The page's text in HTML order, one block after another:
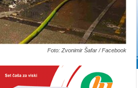
Foto: Zvonimir Šafar / Facebook